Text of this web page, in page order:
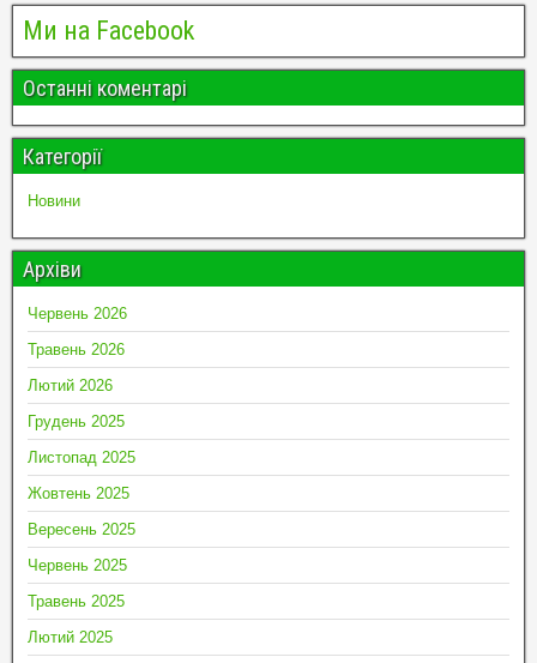
Ми на Facebook
Останні коментарі
Категорії
Новини
Архіви
Червень 2026
Травень 2026
Лютий 2026
Грудень 2025
Листопад 2025
Жовтень 2025
Вересень 2025
Червень 2025
Травень 2025
Лютий 2025